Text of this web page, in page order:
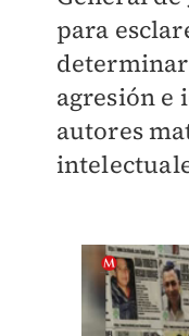
para
agresión e
autores